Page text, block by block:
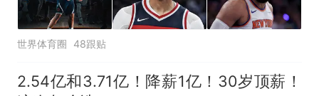
世界体育圈 48跟贴
2.54亿和3.71亿！降薪1亿！30岁顶薪！